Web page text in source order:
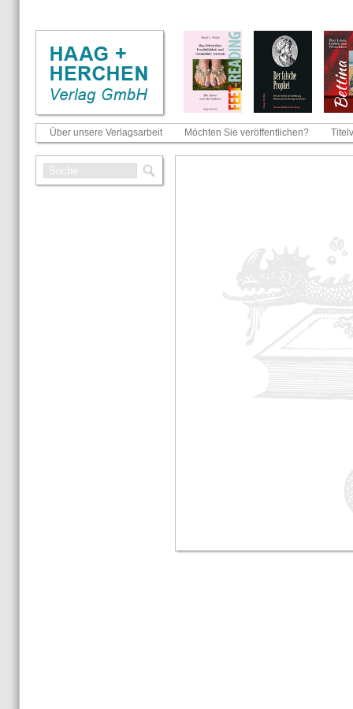
Über unsere Verlagsarbeit Möchten Sie veröffentlichen?